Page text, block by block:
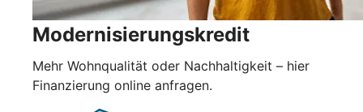
Modernisierungskredit
Mehr Wohnqualität oder Nachhaltigkeit – hier
Finanzierung online anfragen.